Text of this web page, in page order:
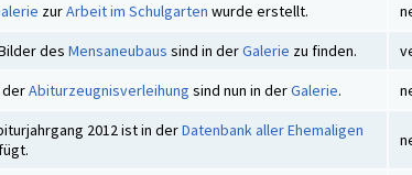
zurArbeit im Schulgarten wurde erstellt.
des Mensaneubaus sind in derGalerie zu finden.
Abiturzeugnisverleihung sind nun in derGalerie.
2012 ist in derDatenbank aller Ehemaligen